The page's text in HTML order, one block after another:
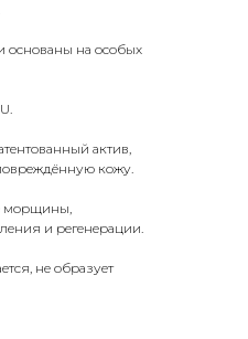
основаны на особых
актив,
кожу.
морщины,
и регенерации.
не образует